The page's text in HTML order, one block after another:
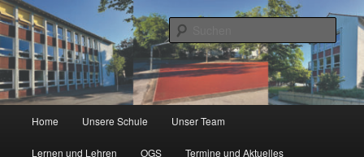
Zum
primären
Inhalt
springenKGS Erlenweg
Städtische Katholische Grundschule
Home Unsere Schule Unser Team
Lernen und Lehren OGS Termine und Aktuelles